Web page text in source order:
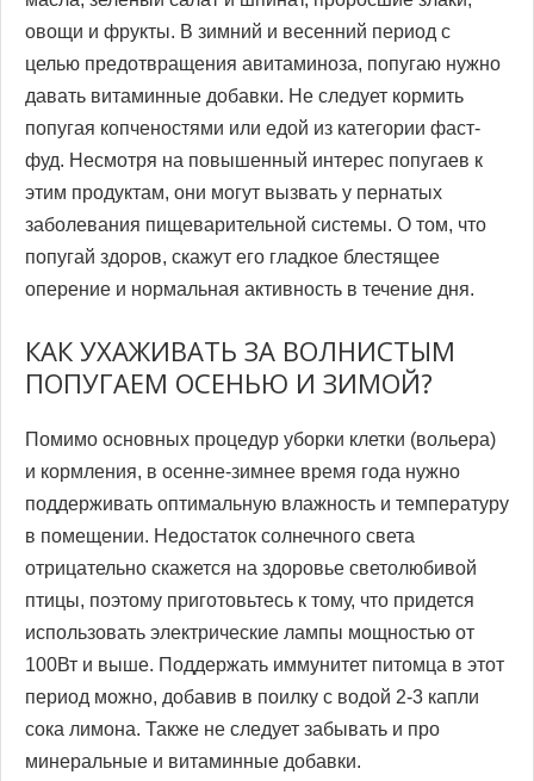
овощи и фрукты. В зимний и весенний период с
целью предотвращения авитаминоза, попугаю нужно
давать витаминные добавки. Не следует кормить
попугая копченостями или едой из категории фаст-
фуд. Несмотря на повышенный интерес попугаев к
этим продуктам, они могут вызвать у пернатых
заболевания пищеварительной системы. О том, что
попугай здоров, скажут его гладкое блестящее
оперение и нормальная активность в течение дня.
КАК УХАЖИВАТЬ ЗА ВОЛНИСТЫМ
ПОПУГАЕМ ОСЕНЬЮ И ЗИМОЙ?
Помимо основных процедур уборки клетки (вольера)
и кормления, в осенне-зимнее время года нужно
поддерживать оптимальную влажность и температуру
в помещении. Недостаток солнечного света
отрицательно скажется на здоровье светолюбивой
птицы, поэтому приготовьтесь к тому, что придется
использовать электрические лампы мощностью от
100Вт и выше. Поддержать иммунитет питомца в этот
период можно, добавив в поилку с водой 2-3 капли
сока лимона. Также не следует забывать и про
минеральные и витаминные добавки.